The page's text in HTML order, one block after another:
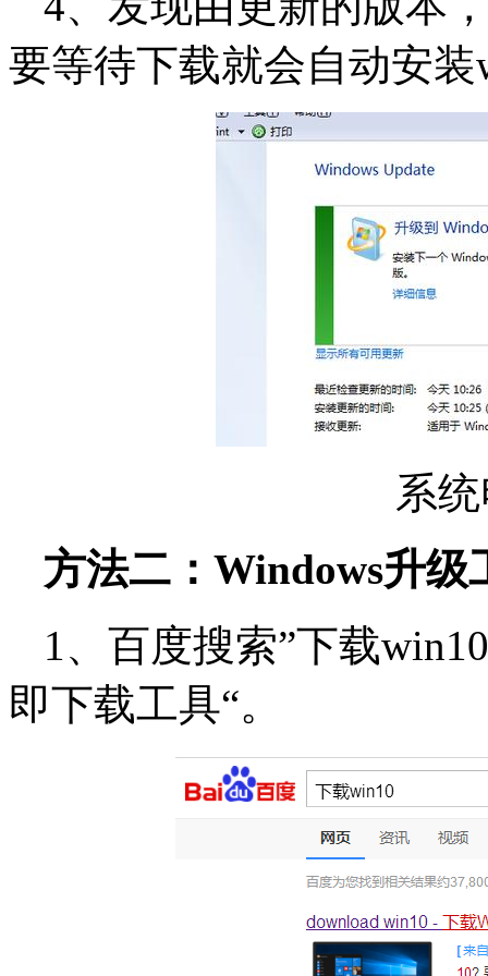
要等待下载就会自动安
系
方法二：Windows升级
1、百度搜索”下载
即下载工具“。